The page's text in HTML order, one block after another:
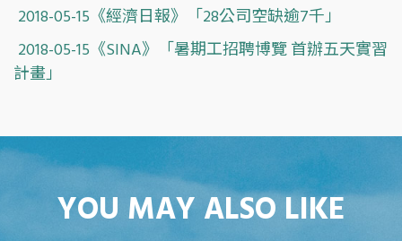
2018-05-15《經濟日報》「28公司空缺逾7千」
2018-05-15《SINA》「暑期工招聘博覽 首辦五天實習
計畫」
YOU MAY ALSO LIKE